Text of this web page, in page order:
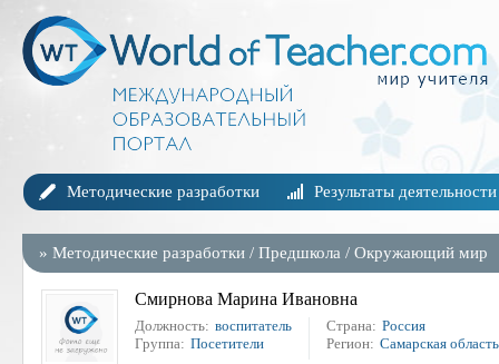
Методические разработки Результаты деятельности
» Методические разработки / Предшкола / Окружающий мир
Смирнова Марина Ивановна
Должность: воспитатель
Группа: Посетители
Страна: Россия
Регион: Самарская